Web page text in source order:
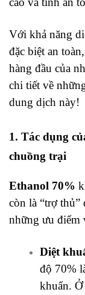
Với khả năng
đặc biệt an
hàng đầu của
chi tiết về
dung dịch này!
1. Tác dụng
chuồng trại
Ethanol 70%
còn là “trợ
những ưu điểm
Diệt
độ 70%
khuẩn.